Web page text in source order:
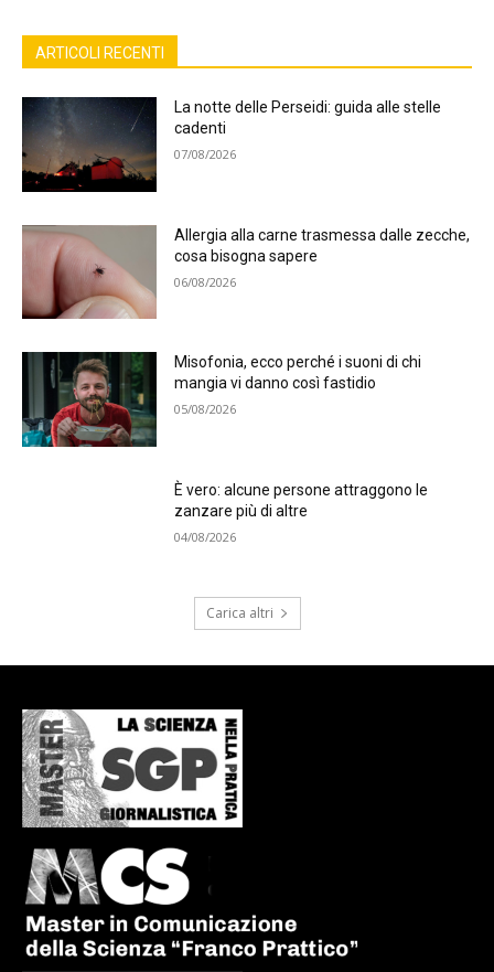
ARTICOLI RECENTI
La notte delle Perseidi: guida alle stelle
cadenti
07/08/2026
Allergia alla carne trasmessa dalle zecche,
cosa bisogna sapere
06/08/2026
Misofonia, ecco perché i suoni di chi
mangia vi danno così fastidio
05/08/2026
È vero: alcune persone attraggono le
zanzare più di altre
04/08/2026
Carica altri